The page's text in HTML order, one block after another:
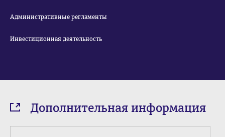
Административные регламенты
Инвестиционная деятельность
Дополнительная информация